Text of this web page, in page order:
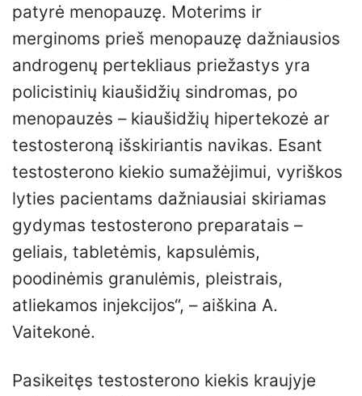
patyrė menopauzę. Moterims ir
merginoms prieš menopauzę dažniausios
androgenų pertekliaus priežastys yra
policistinių kiaušidžių sindromas, po
menopauzės – kiaušidžių hipertekozė ar
testosteroną išskiriantis navikas. Esant
testosterono kiekio sumažėjimui, vyriškos
lyties pacientams dažniausiai skiriamas
gydymas testosterono preparatais –
geliais, tabletėmis, kapsulėmis,
poodinėmis granulėmis, pleistrais,
atliekamos injekcijos“, – aiškina A.
Vaitekonė.
Pasikeitęs testosterono kiekis kraujyje